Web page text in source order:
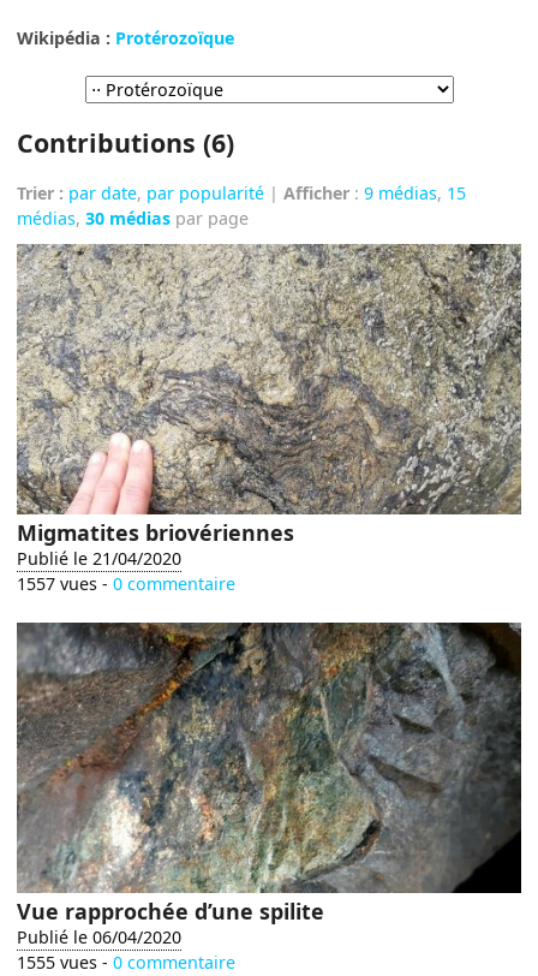
Wikipédia : Protérozoïque
Contributions (6)
Trier : par date, par popularité |Afficher :9 médias, 15
médias,30 médias par page
Migmatites briovériennes
Publié le 21/04/2020
1557 vues -0 commentaire
Vue rapprochée d’une spilite
Publié le 06/04/2020
1555 vues -0 commentaire